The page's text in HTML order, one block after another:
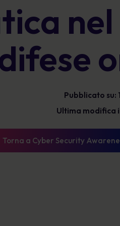
l'esposizione e
Le definizioni di
conoscere
Pubblicato su:
Ultima modifica
Torna a Cyber Security